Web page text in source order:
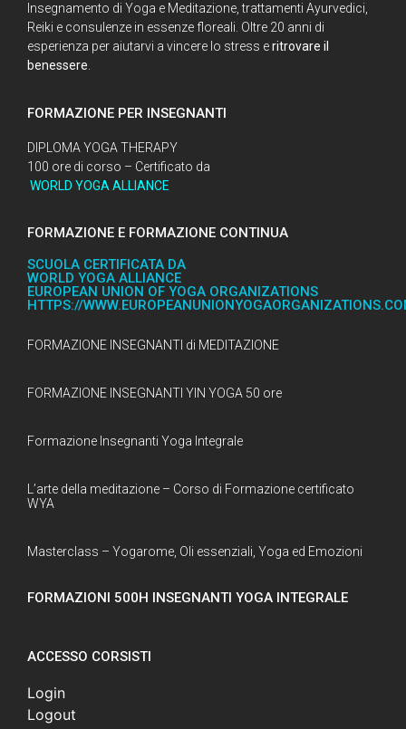
Insegnamento di Yoga e Meditazione, trattamenti Ayurvedici,
Reiki e consulenze in essenze floreali. Oltre 20 anni di
esperienza per aiutarvi a vincere lo stress eritrovare il
benessere
FORMAZIONE PER INSEGNANTI
DIPLOMA YOGA THERAPY
100 ore di corso – Certificato da
WORLD YOGA ALLIANCE
FORMAZIONE E FORMAZIONE CONTINUA
SCUOLA CERTIFICATA DA
WORLD YOGA ALLIANCE
EUROPEAN UNION OF YOGA ORGANIZATIONS
HTTPS://
FORMAZIONE INSEGNANTI di MEDITAZIONE
FORMAZIONE INSEGNANTI YIN YOGA 50 ore
Formazione Insegnanti Yoga Integrale
L’arte della meditazione – Corso di Formazione certificato
WYA
Masterclass – Yogarome, Oli essenziali, Yoga ed Emozioni
FORMAZIONI 500H INSEGNANTI YOGA INTEGRALE
ACCESSO CORSISTI
Login
Logout